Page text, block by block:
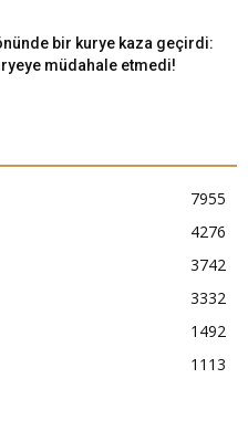
bir kurye kaza geçirdi:
müdahale etmedi!
7955
4276
3742
3332
1492
1113